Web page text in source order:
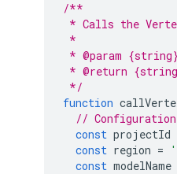
/**
* Calls the
*
* @param
* @return
*/
function
// Configuration
const projectId
const region =
const modelName